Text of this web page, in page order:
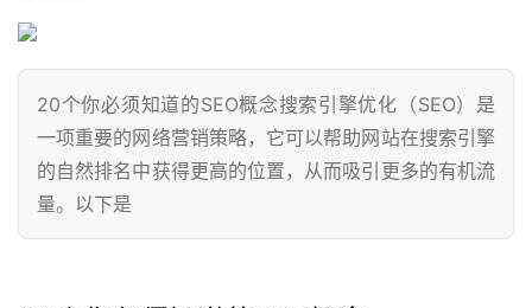
20个你必须知道的SEO概念搜索引擎优化（SEO）是
一项重要的网络营销策略，它可以帮助网站在搜索引擎
的自然排名中获得更高的位置，从而吸引更多的有机流
量。以下是